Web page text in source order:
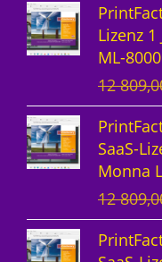
Lizenz 1
ML-8000
12
SaaS-
Monna
12